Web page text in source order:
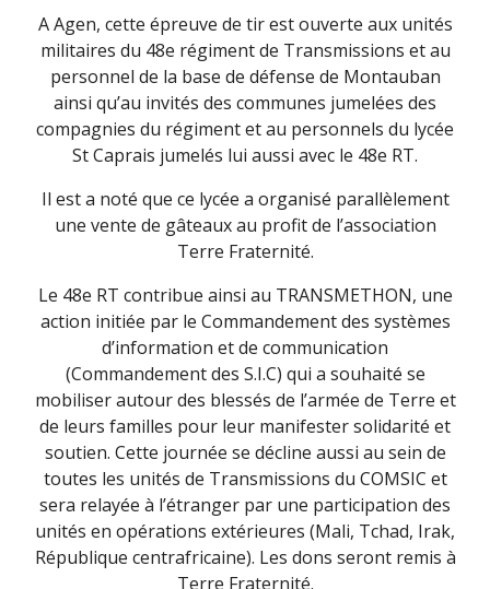
A Agen, cette épreuve de tir est ouverte aux unités
militaires du 48e régiment de Transmissions et au
personnel de la base de défense de Montauban
ainsi qu’au invités des communes jumelées des
compagnies du régiment et au personnels du lycée
St Caprais jumelés lui aussi avec le 48e RT.
Il est a noté que ce lycée a organisé parallèlement
une vente de gâteaux au profit de l’association
Terre Fraternité.
Le 48e RT contribue ainsi au TRANSMETHON, une
action initiée par le Commandement des systèmes
d’information et de communication
(Commandement des S.I.C) qui a souhaité se
mobiliser autour des blessés de l’armée de Terre et
de leurs familles pour leur manifester solidarité et
soutien. Cette journée se décline aussi au sein de
toutes les unités de Transmissions du COMSIC et
sera relayée à l’étranger par une participation des
unités en opérations extérieures (Mali, Tchad, Irak,
République centrafricaine). Les dons seront remis à
Terre Fraternité.